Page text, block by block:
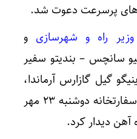
پرسرعت دعوت شد.
وزیر راه و شهرسازی و
سانچس – بندیتو سفیر
گیل گازارس آرماندا،
رایزن اقتصادی و بازرگانی سفارتخانه دوشنبه ۲۳ مهر
آهن دیدار کرد.